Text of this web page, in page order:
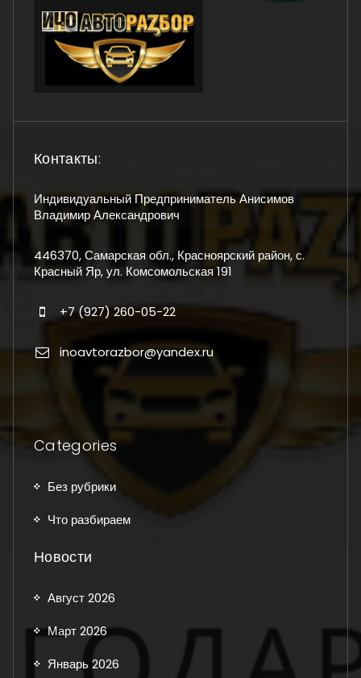
Контакты:
Индивидуальный Предприниматель Анисимов
Владимир Александрович
446370, Самарская обл., Красноярский район, с.
Красный Яр, ул. Комсомольская 191
+7 (927) 260-05-22
inoavtorazbor@yandex.ru
Categories
Без рубрики
Что разбираем
Новости
Август 2026
Март 2026
Январь 2026